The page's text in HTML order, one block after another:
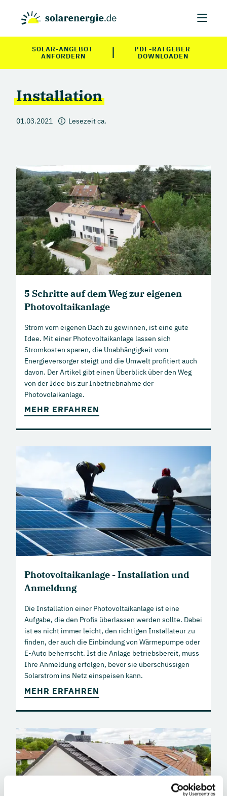
SOLAR-ANGEBOT
ANFORDERN
|
PDF-RATGEBER
DOWNLOADEN
Installation
01.03.2021 Lesezeit ca.
5 Schritte auf dem Weg zur eigenen
Photovoltaikanlage
Strom vom eigenen Dach zu gewinnen, ist eine gute
Idee. Mit einer Photovoltaikanlage lassen sich
Stromkosten sparen, die Unabhängigkeit vom
Energieversorger steigt und die Umwelt profitiert auch
davon. Der Artikel gibt einen Überblick über den Weg
von der Idee bis zur Inbetriebnahme der
Photovolaikanlage.
MEHR ERFAHREN
Photovoltaikanlage - Installation und
Anmeldung
Die Installation einer Photovoltaikanlage ist eine
Aufgabe, die den Profis überlassen werden sollte. Dabei
ist es nicht immer leicht, den richtigen Installateur zu
finden, der auch die Einbindung von Wärmepumpe oder
E-Auto beherrscht. Ist die Anlage betriebsbereit, muss
Ihre Anmeldung erfolgen, bevor sie überschüssigen
Solarstrom ins Netz einspeisen kann.
MEHR ERFAHREN